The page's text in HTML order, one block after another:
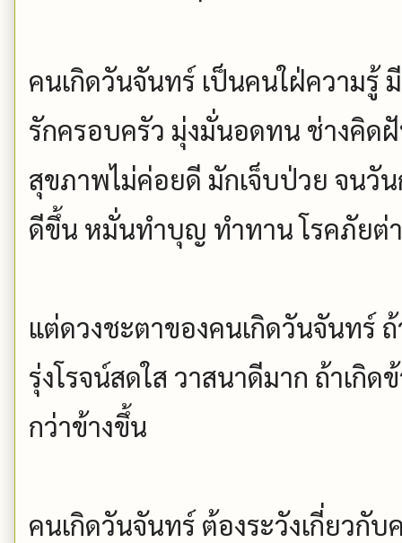
คนเกิดวันจันทร์ เป็นคนใฝ่ความ
รักครอบครัว มุ่งมั่นอดทน ช่างคิด
สุขภาพไม่ค่อยดี มักเจ็บป่วย จนวั
ดีขึ้น หมั่นทำบุญ ทำทาน โรคภัยต่
แต่ดวงชะตาของคนเกิดวันจันทร์
รุ่งโรจน์สดใส วาสนาดีมาก ถ้าเกิ
กว่าข้างขึ้น
คนเกิดวันจันทร์ ต้องระวังเกี่ยวกั